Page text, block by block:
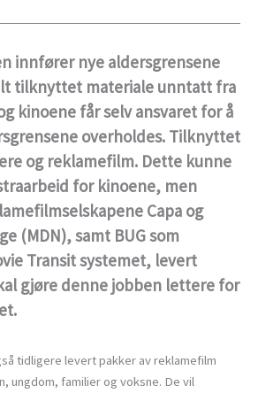
innfører nye aldersgrensene
tilknyttet materiale unntatt fra
kinoene får selv ansvaret for å
overholdes. Tilknyttet
og reklamefilm. Dette kunne
for kinoene, men
Capa og
(MDN), samt BUG som
Transit systemet, levert
gjøre denne jobben lettere for
tidligere levert pakker av reklamefilm
ungdom, familier og voksne. De vil